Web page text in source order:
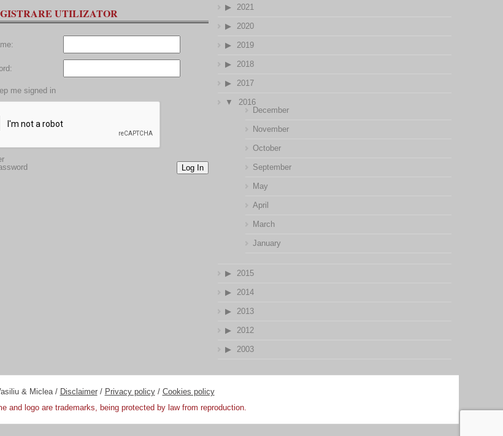
UTILIZATOR
me signed in
Log In
2021
2020
2019
2018
2017
2016
December
November
October
September
May
April
March
January
2015
2014
2013
2012
2003
& Miclea / Disclaimer/ Privacy policy/ Cookies policy
and logo are trademarks, being protected by law from reproduction.